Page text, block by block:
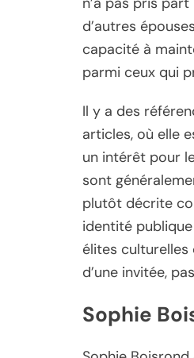
d’autres
capacité à
parmi ceux qui
Il y a des
articles, où elle
un intérêt pour
sont
plutôt décrite
identité
élites
d’une invitée,
Sophie